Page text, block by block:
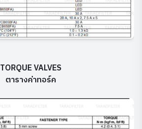
TORQUE VALVES
ตารางค่าทอร์ค